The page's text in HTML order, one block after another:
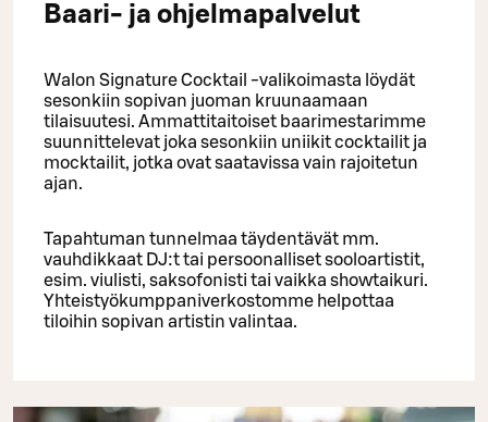
Baari- ja ohjelmapalvelut
Walon Signature Cocktail -valikoimasta löydät
sesonkiin sopivan juoman kruunaamaan
tilaisuutesi. Ammattitaitoiset baarimestarimme
suunnittelevat joka sesonkiin uniikit cocktailit ja
mocktailit, jotka ovat saatavissa vain rajoitetun
ajan.
Tapahtuman tunnelmaa täydentävät mm.
vauhdikkaat DJ:t tai persoonalliset sooloartistit,
esim. viulisti, saksofonisti tai vaikka showtaikuri.
Yhteistyökumppaniverkostomme helpottaa
tiloihin sopivan artistin valintaa.